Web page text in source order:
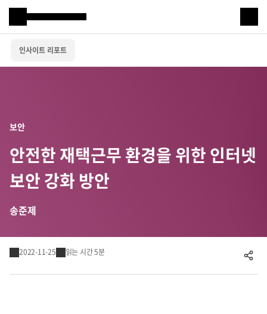
Samsung SDS
인사이트 리포트
IT서비스
디지털 혁신
물류 서비스
보안
안전한 재택근무 환경을 위한 인터넷
보안 강화 방안
송준제
2022-11-25
읽는 시간 5분
공유하기